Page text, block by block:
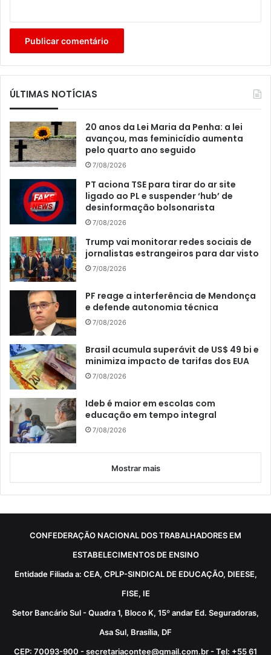
ÚLTIMAS NOTÍCIAS
20 anos da Lei Maria da Penha: a lei
avançou, mas feminicídio aumenta
pelo quarto ano seguido
7/08/2026
PT aciona TSE para tirar do ar site
ligado ao PL e suspender ‘hub’ de
desinformação bolsonarista
7/08/2026
Trump vai monitorar redes sociais de
jornalistas estrangeiros para dar visto
7/08/2026
PF reage a interferência de Mendonça
e defende autonomia técnica
7/08/2026
Brasil acumula superávit de US$ 49 bi e
minimiza impacto de tarifas dos EUA
7/08/2026
Ideb é maior em escolas com
educação em tempo integral
7/08/2026
Mostrar mais
CONFEDERAÇÃO NACIONAL DOS TRABALHADORES EM
ESTABELECIMENTOS DE ENSINO
Entidade Filiada a: CEA, CPLP-SINDICAL DE EDUCAÇÃO, DIEESE,
FISE, IE
Setor Bancário Sul - Quadra 1, Bloco K, 15º andar Ed. Seguradoras,
Asa Sul, Brasília, DF
CEP: 70093-900 - secretariacontee@gmail.com.br - Tel: +55 61